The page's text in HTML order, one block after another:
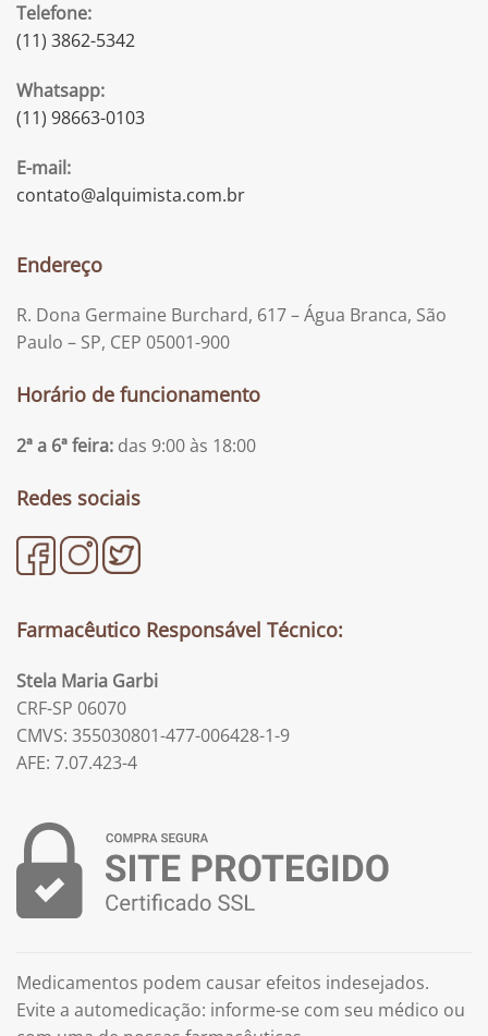
Telefone:
(11) 3862-5342
Whatsapp:
(11) 98663-0103
E-mail:
contato@alquimista.com.br
Endereço
R. Dona Germaine Burchard, 617 – Água Branca, São
Paulo – SP, CEP 05001-900
Horário de funcionamento
2ª a 6ª feira: das 9:00 às 18:00
Redes sociais
Farmacêutico Responsável Técnico:
Stela Maria Garbi
CRF-SP 06070
CMVS: 355030801-477-006428-1-9
AFE: 7.07.423-4
Medicamentos podem causar efeitos indesejados.
Evite a automedicação: informe-se com seu médico ou